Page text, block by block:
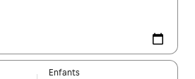
Enfants